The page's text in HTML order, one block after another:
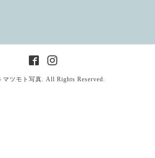
マツモト写真. All Rights Reserved.